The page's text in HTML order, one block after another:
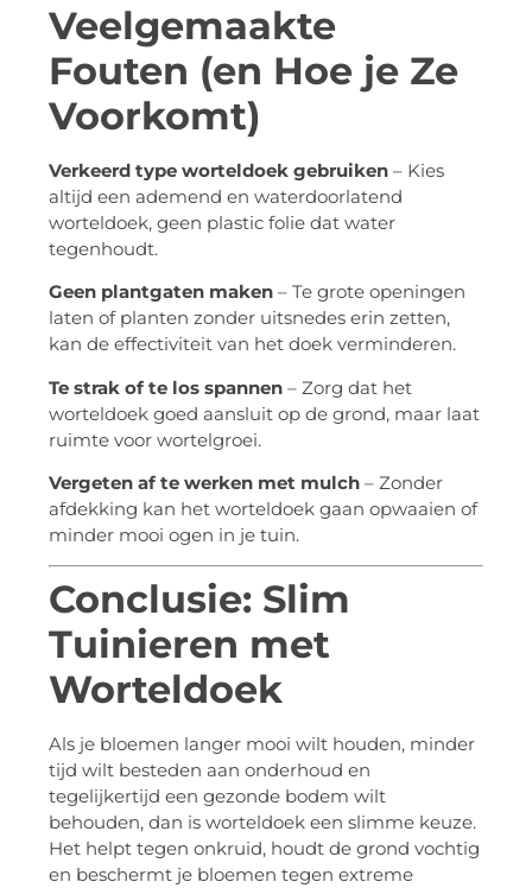
Veelgemaakte
Fouten (en Hoe je Ze
Voorkomt)
Verkeerd type worteldoek gebruiken – Kies
altijd een ademend en waterdoorlatend
worteldoek, geen plastic folie dat water
tegenhoudt.
Geen plantgaten maken – Te grote openingen
laten of planten zonder uitsnedes erin zetten,
kan de effectiviteit van het doek verminderen.
Te strak of te los spannen – Zorg dat het
worteldoek goed aansluit op de grond, maar laat
ruimte voor wortelgroei.
Vergeten af te werken met mulch – Zonder
afdekking kan het worteldoek gaan opwaaien of
minder mooi ogen in je tuin.
Conclusie: Slim
Tuinieren met
Worteldoek
Als je bloemen langer mooi wilt houden, minder
tijd wilt besteden aan onderhoud en
tegelijkertijd een gezonde bodem wilt
behouden, dan is worteldoek een slimme keuze.
Het helpt tegen onkruid, houdt de grond vochtig
en beschermt je bloemen tegen extreme